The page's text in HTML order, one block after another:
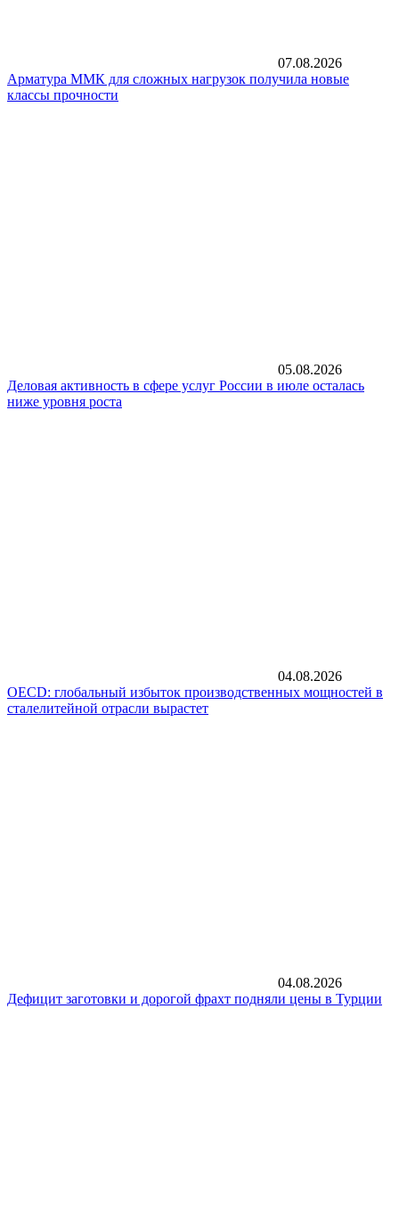
07.08.2026
Арматура ММК для сложных нагрузок получила новые
классы прочности
05.08.2026
Деловая активность в сфере услуг России в июле осталась
ниже уровня роста
04.08.2026
OECD: глобальный избыток производственных мощностей в
сталелитейной отрасли вырастет
04.08.2026
Дефицит заготовки и дорогой фрахт подняли цены в Турции